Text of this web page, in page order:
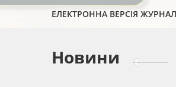
ЕЛЕКТРОННА ВЕРСІЯ ЖУРНАЛУ
Новини